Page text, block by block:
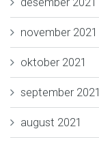
november 2021
oktober 2021
september 2021
august 2021